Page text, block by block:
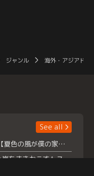
ジャンル 海外・アジアドラ
See all
浮所飛貴主演！ 【夏色の風が僕の家にやってきた】 本日よりテラサで独占配信スタート！
『夏色の雲が恋と嵐をまきおこす』スペシャルメイキング 【Part1】2026年７月18日（土）23時30分～配信スタート！話題のシーンの裏側を大公開！豪華キャスト大集合！ 『武宮家 真夏の家族会議』開催！